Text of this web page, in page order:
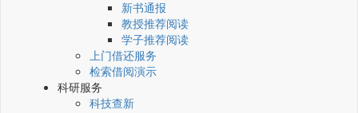
新书通报
教授推荐阅读
学子推荐阅读
上门借还服务
检索借阅演示
科研服务
科技查新